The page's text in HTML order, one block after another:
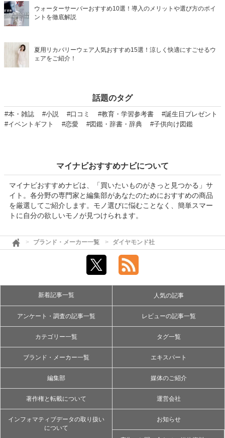
ウォーターサーバーおすすめ10選！導入のメリットや選び方のポイ
ントを徹底解説
夏用リカバリーウェア人気おすすめ15選！涼しく快適にすごせるウ
ェアをご紹介！
話題のタグ
#本・雑誌 #小説 #口コミ #教育・学習参考書
#誕生日プレゼント
#イベントギフト
#恋愛 #図鑑・辞書・辞典 #子供向け図鑑
マイナビおすすめナビについて
マイナビおすすめナビは、「買いたいものがきっと見つかる」サ
イト。各分野の専門家と編集部があなたのためにおすすめの商品
を厳選してご紹介します。モノ選びに悩むことなく、簡単スマー
トに自分の欲しいモノが見つけられます。
ブランド・メーカー一覧 ダイヤモンド社
新着記事一覧 人気の記事
アンケート・調査の記事一覧 レビューの記事一覧
カテゴリー一覧 タグ一覧
ブランド・メーカー一覧 エキスパート
編集部 媒体のご紹介
著作権と転載について 運営会社
インフォマティブデータの取り扱い
について
お知らせ